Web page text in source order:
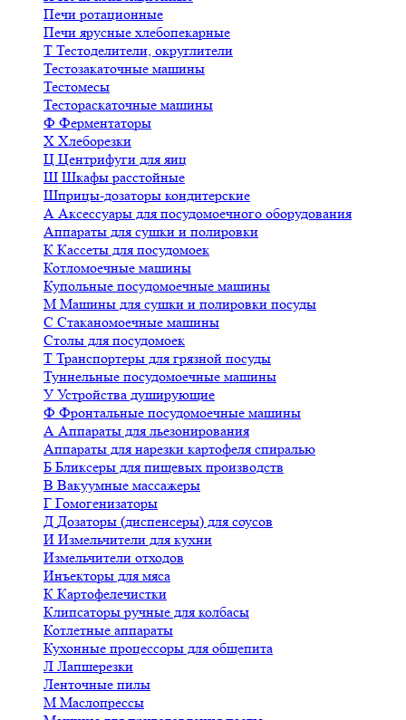
Печи ротационные
Печи ярусные хлебопекарные
Т Тестоделители, округлители
Тестозакаточные машины
Тестомесы
Тестораскаточные машины
Ф Ферментаторы
Х Хлеборезки
Ц Центрифуги для яиц
Ш Шкафы расстойные
Шприцы-дозаторы кондитерские
А Аксессуары для посудомоечного оборудования
Аппараты для сушки и полировки
К Кассеты для посудомоек
Котломоечные машины
Купольные посудомоечные машины
М Машины для сушки и полировки посуды
С Стаканомоечные машины
Столы для посудомоек
Т Транспортеры для грязной посуды
Туннельные посудомоечные машины
У Устройства душирующие
Ф Фронтальные посудомоечные машины
А Аппараты для льезонирования
Аппараты для нарезки картофеля спиралью
Б Бликсеры для пищевых производств
В Вакуумные массажеры
Г Гомогенизаторы
Д Дозаторы (диспенсеры) для соусов
И Измельчители для кухни
Измельчители отходов
Инъекторы для мяса
К Картофелечистки
Клипсаторы ручные для колбасы
Котлетные аппараты
Кухонные процессоры для общепита
Л Лапшерезки
Ленточные пилы
М Маслопрессы